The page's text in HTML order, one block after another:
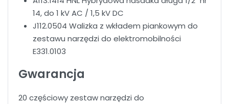
14, do 1 kV AC / 1,5 kV DC
J112.0504 Walizka z wkładem piankowym do
zestawu narzędzi do elektromobilności
E331.0103
Gwarancja
20 częściowy zestaw narzędzi do